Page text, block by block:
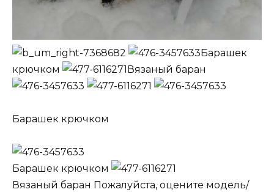
Барашек
крючком
Вязаный баран
Барашек крючком
Барашек крючком
Вязаный баран Пожалуйста, оцените модель/